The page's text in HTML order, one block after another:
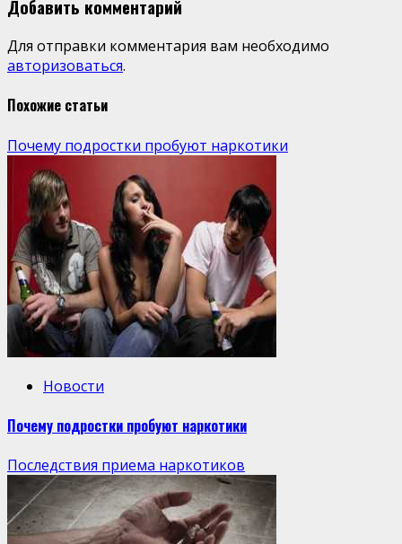
Добавить комментарий
Для отправки комментария вам необходимо
авторизоваться.
Похожие статьи
Почему подростки пробуют наркотики
Новости
Почему подростки пробуют наркотики
Последствия приема наркотиков